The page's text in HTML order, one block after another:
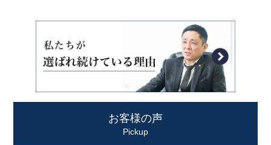
お客様の声
Pickup